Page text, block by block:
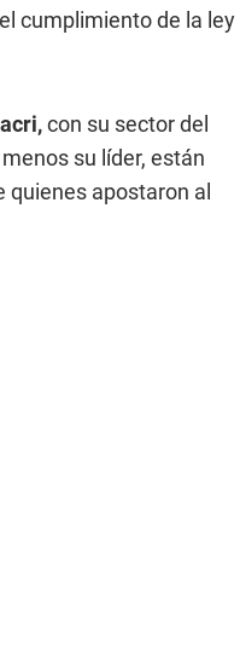
cumplimiento de la ley
con su sector del
su líder, están
apostaron al